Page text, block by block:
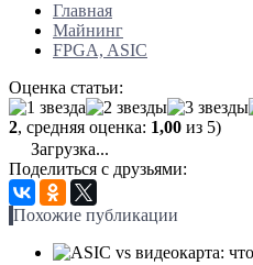
Главная
Майнинг
FPGA, ASIC
Оценка статьи:
2, средняя оценка: 1,00 из 5)
Загрузка...
Поделиться с друзьями:
Похожие публикации